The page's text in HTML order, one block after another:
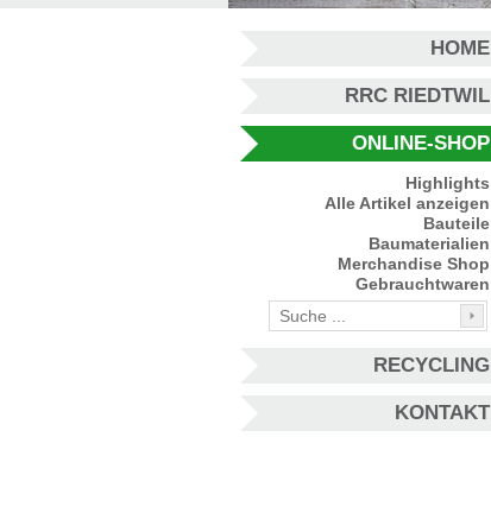
HOME
RRC RIEDTWIL
ONLINE-SHOP
Highlights
Alle Artikel anzeigen
Bauteile
Baumaterialien
Merchandise Shop
Gebrauchtwaren
RECYCLING
KONTAKT